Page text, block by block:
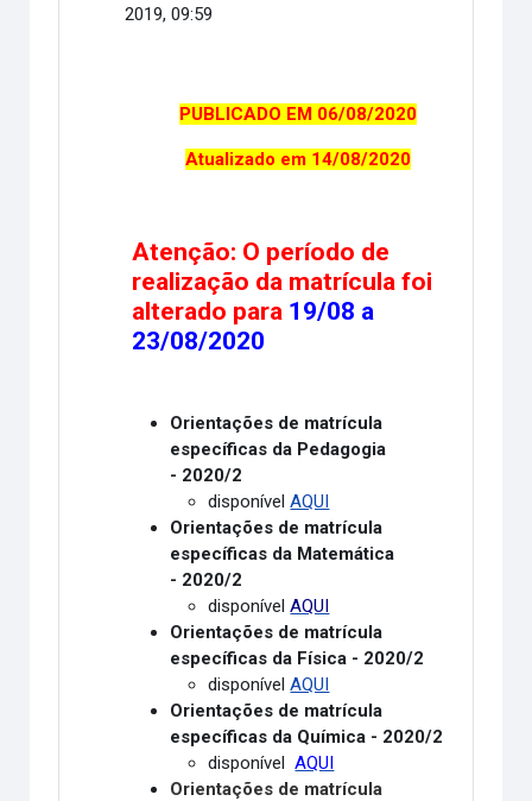
2019, 09:59
PUBLICADO EM 06/08/2020
Atualizado em 14/08/2020
Atenção: O período de
realização da matrícula foi
alterado para 19/08 a
23/08/2020
Orientações de matrícula
específicas da Pedagogia
- 2020/2
disponívelAQUI
Orientações de matrícula
específicas da Matemática
- 2020/2
disponívelAQUI
Orientações de matrícula
específicas da Física - 2020/2
disponívelAQUI
Orientações de matrícula
específicas da Química - 2020/2
disponívelAQUI
Orientações de matrícula